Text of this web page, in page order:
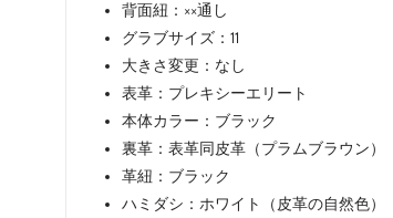
背面紐：××通し
グラブサイズ：11
大きさ変更：なし
表革：プレキシーエリート
本体カラー：ブラック
裏革：表革同皮革（プラムブラウン）
革紐：ブラック
ハミダシ：ホワイト（皮革の自然色）